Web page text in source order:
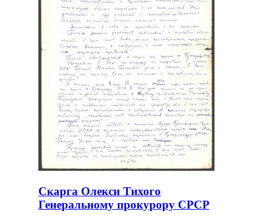
Скарга Олекси Тихого
Генеральному прокурору СРСР